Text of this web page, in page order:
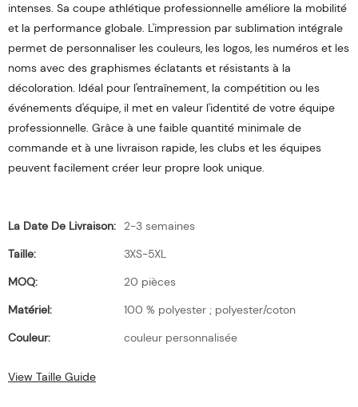
intenses. Sa coupe athlétique professionnelle améliore la mobilité
et la performance globale. L'impression par sublimation intégrale
permet de personnaliser les couleurs, les logos, les numéros et les
noms avec des graphismes éclatants et résistants à la
décoloration. Idéal pour l'entraînement, la compétition ou les
événements d'équipe, il met en valeur l'identité de votre équipe
professionnelle. Grâce à une faible quantité minimale de
commande et à une livraison rapide, les clubs et les équipes
peuvent facilement créer leur propre look unique.
La Date De Livraison:
2-3 semaines
Taille:
3XS-5XL
MOQ:
20 pièces
Matériel:
100 % polyester ; polyester/coton
Couleur:
couleur personnalisée
View Taille Guide